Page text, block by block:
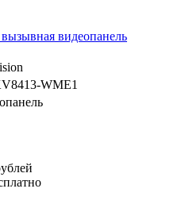
видеопанель
WME1